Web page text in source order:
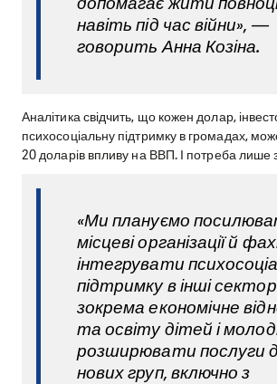
навіть під час війни», —
говорить Анна Козіна.
Аналітика свідчить, що кожен долар,
психосоціальну підтримку в громадах,
20 доларів впливу на ВВП. І потреба лише
«Ми плануємо
місцеві організації й
інтегрувати
підтримку в інші
зокрема економічне
та освіту дітей і
розширювати послуги
нових груп, включно з